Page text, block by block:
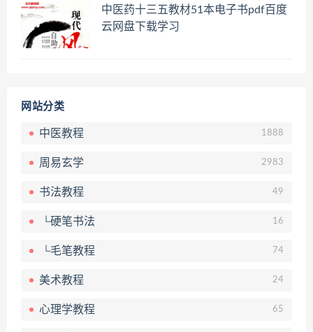
中医药十三五教材51本电子书pdf百度
云网盘下载学习
网站分类
中医教程 1888
周易玄学 2983
书法教程 49
└硬笔书法 16
└毛笔教程 74
美术教程 24
心理学教程 65